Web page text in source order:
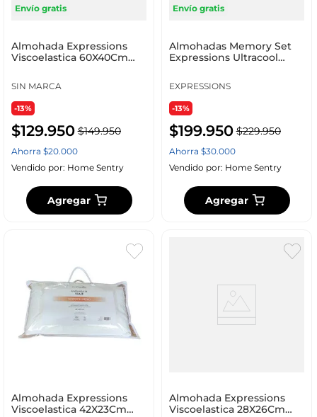
Envío gratis
Almohada Expressions
Viscoelastica 60X40Cm
SIN MARCA
-13%
$129.950 $149.950
Ahorra $20.000
Vendido por: Home Sentry
Agregar
Envío gratis
Almohadas Memory Set
Expressions Ultracool
EXPRESSIONS
-13%
$199.950 $229.950
Ahorra $30.000
Vendido por: Home Sentry
Agregar
Almohada Expressions
Viscoelastica 42X23Cm
Almohada Expressions
Viscoelastica 28X26Cm